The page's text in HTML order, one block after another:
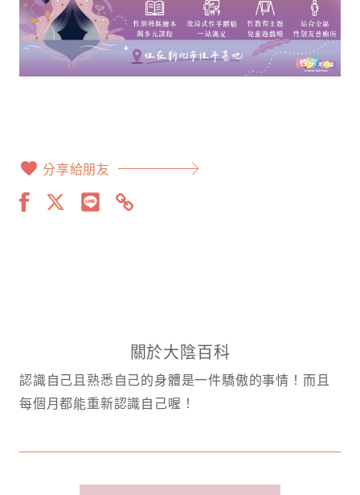
分享給朋友
關於大陰百科
認識自己且熟悉自己的身體是一件驕傲的事情！而且
每個月都能重新認識自己喔！